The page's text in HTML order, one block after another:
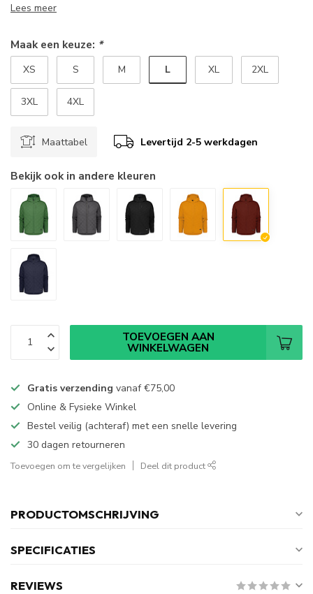
Lees meer
Maak een keuze: *
XS S M L XL 2XL
3XL 4XL
Maattabel Levertijd 2-5 werkdagen
Bekijk ook in andere kleuren
TOEVOEGEN AAN
WINKELWAGEN
Gratis verzending vanaf€75,00
Online & Fysieke Winkel
Bestel veilig (achteraf) met een snelle levering
30 dagen retourneren
Toevoegen om te vergelijken Deel dit product
PRODUCTOMSCHRIJVING
SPECIFICATIES
REVIEWS